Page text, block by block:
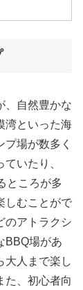
、自然豊かな
湾といった海
場が数多く
いたり、
ところが多
しむことがで
のアトラクシ
BBQ場があ
大人まで楽し
た、初心者向